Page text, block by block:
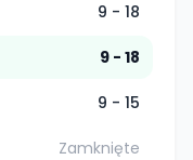
9 - 18
9 - 18
9 - 15
Zamknięte